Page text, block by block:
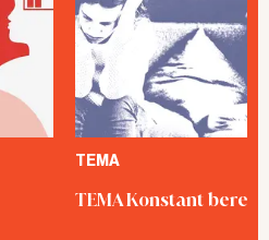
TEMA
TEMA Konstant